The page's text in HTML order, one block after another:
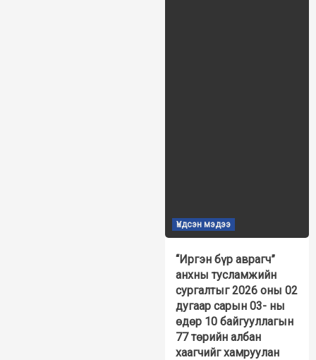
Үндсэн мэдээ
“Иргэн бүр аврагч”
анхны тусламжийн
сургалтыг 2026 оны 02
дугаар сарын 03- ны
өдөр 10 байгууллагын
77 төрийн албан
хаагчийг хамруулан